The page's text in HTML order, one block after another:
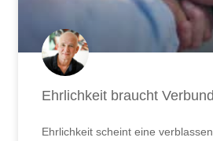
Ehrlichkeit braucht
Ehrlichkeit scheint eine